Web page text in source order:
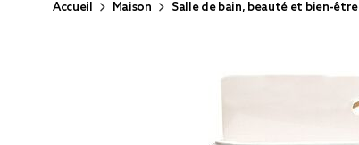
Accueil Maison Salle de bain, beauté et bien-être